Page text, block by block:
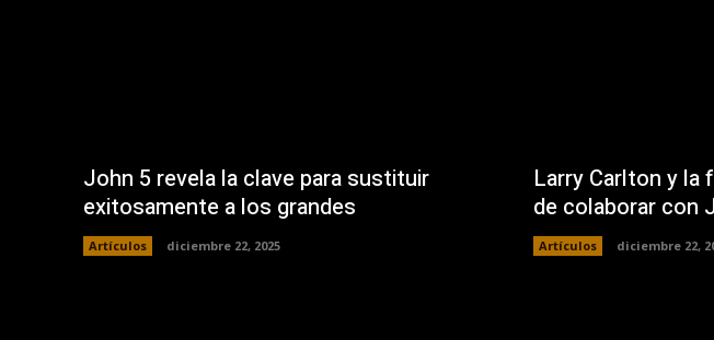
John 5 revela la clave para sustituir
exitosamente a los grandes
Artículos diciembre 22, 2025
Larry Carlton y la
de colaborar con
Artículos diciembre 22,